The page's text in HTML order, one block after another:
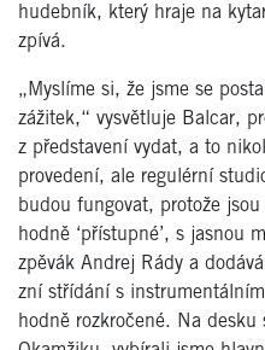
hudebník, který hraje na
zpívá.
„Myslíme si, že jsme se
zážitek,“ vysvětluje Balcar,
z představení vydat, a to
provedení, ale regulérní
budou fungovat, protože
hodně ‘přístupné’, s jasnou
zpěvák Andrej Rády a
zní střídání s
hodně rozkročené. Na desku